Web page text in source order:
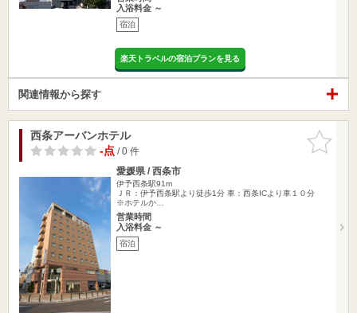
入浴料金 ～
宿泊
楽天トラベルの宿泊プランを見る
関連情報から探す
お気に入
りに追加
西条アーバンホテル
-点/ 0 件
愛媛県 / 西条市
伊予西条駅91m
ＪＲ：伊予西条駅より徒歩1分 車：西条ICより車１０分
※ホテルか…
営業時間
入浴料金 ～
宿泊